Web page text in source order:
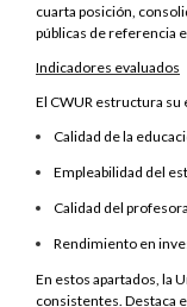
cuarta posición,
públicas de referencia
Indicadores evaluados
El CWUR estructura
Calidad de la
Empleabilidad del
Calidad del
Rendimiento en
En estos apartados, la
consistentes. Destaca